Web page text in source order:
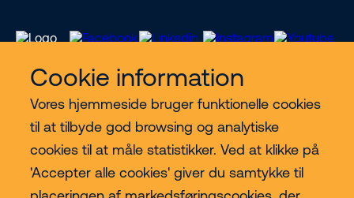
Cookie information
Vores hjemmeside bruger funktionelle cookies
til at tilbyde god browsing og analytiske
cookies til at måle statistikker. Ved at klikke på
'Accepter alle cookies' giver du samtykke til
Vores services
Lift kategorier